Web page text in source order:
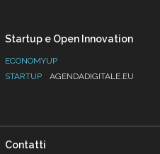
Startup e Open Innovation
ECONOMYUP
STARTUP
AGENDADIGITALE.EU
Contatti